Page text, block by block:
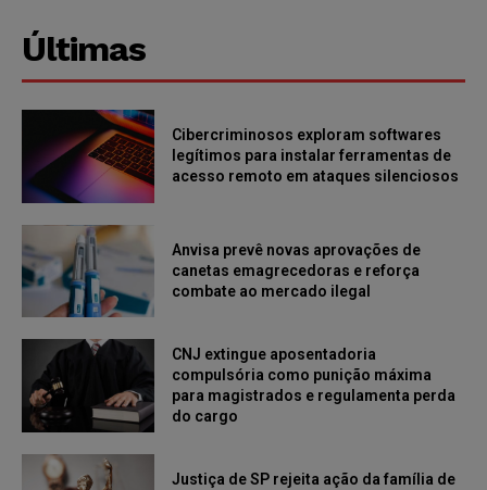
Últimas
Cibercriminosos exploram softwares
legítimos para instalar ferramentas de
acesso remoto em ataques silenciosos
Anvisa prevê novas aprovações de
canetas emagrecedoras e reforça
combate ao mercado ilegal
CNJ extingue aposentadoria
compulsória como punição máxima
para magistrados e regulamenta perda
do cargo
Justiça de SP rejeita ação da família de